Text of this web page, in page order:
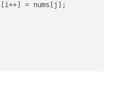
= nums[j];